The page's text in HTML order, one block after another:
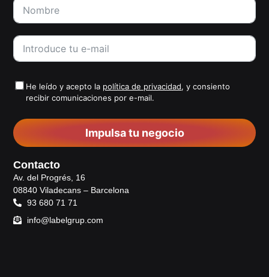
He leído y acepto la política de privacidad, y consiento
recibir comunicaciones por e-mail.
Impulsa tu negocio
Contacto
Av. del Progrés, 16
08840 Viladecans – Barcelona
93 680 71 71
info@labelgrup.com